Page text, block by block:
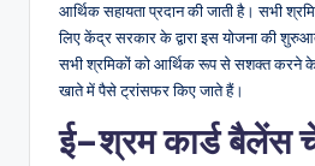
आर्थिक सहायता प्रदान की जाती है। सभी
लिए केंद्र सरकार के द्वारा इस योजना की
सभी श्रमिकों को आर्थिक रूप से सशक्त करने
खाते में पैसे ट्रांसफर किए जाते हैं।
ई–श्रम कार्ड बैलेंस